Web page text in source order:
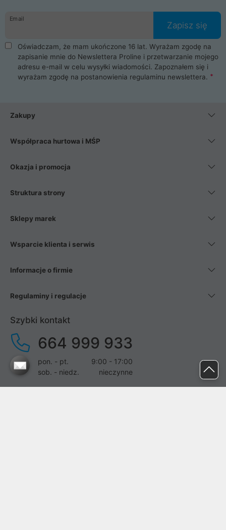
Email
Zapisz się
Oświadczam, że mam ukończone 16 lat. Wyrażam zgodę na
zapisanie mnie do Newslettera Proline i przetwarzanie mojego
adresu e-mail w celu wysyłki wiadomości. Zapoznałem się i
wyrażam zgodę na postanowienia regulaminu newslettera.
Zakupy
Współpraca hurtowa i MŚP
Okazja i promocja
Struktura strony
Sklepy marek
Wsparcie klienta i serwis
Informacje o firmie
Regulaminy i regulacje
Szybki kontakt
664 999 933
pon. - pt.
9:00 - 17:00
sob. - niedz.
nieczynne